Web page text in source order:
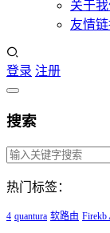
关于我
友情
登录 注册
搜索
热门标签：
4 quantura 软路由 Firekb